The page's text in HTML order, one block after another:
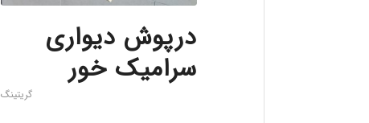
درپوش دیواری
سرامیک خور
گریتینگ